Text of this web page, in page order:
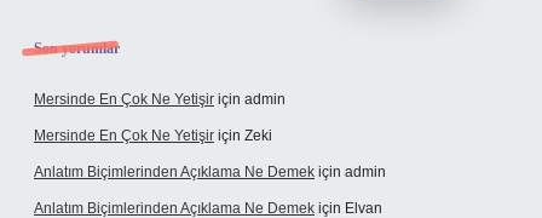
Son yorumlar
Mersinde En Çok Ne Yetişir için admin
Mersinde En Çok Ne Yetişir için Zeki
Anlatım Biçimlerinden Açıklama Ne Demek için admin
Anlatım Biçimlerinden Açıklama Ne Demek için Elvan